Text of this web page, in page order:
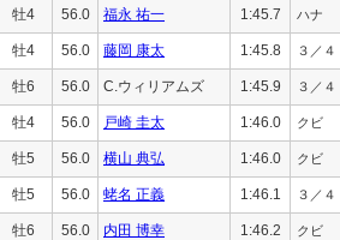
牡4 56.0 福永 祐一 1:45.7 ハナ
牡4 56.0 藤岡 康太 1:45.8 ３／４
牡6 56.0 C.ウィリアムズ 1:45.9 ３／４
牡4 56.0 戸崎 圭太 1:46.0 クビ
牡5 56.0 横山 典弘 1:46.0 クビ
牡5 56.0 蛯名 正義 1:46.1 ３／４
牡6 56.0 内田 博幸 1:46.2 クビ